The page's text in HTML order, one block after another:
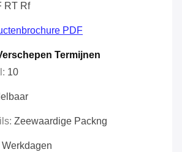
RT Rf
PDF
Termijnen
10
Zeewaardige Packng